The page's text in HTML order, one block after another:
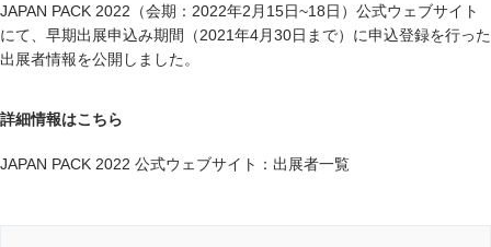
JAPAN PACK 2022（会期：2022年2月15日~18日）公式ウェブサイト
にて、早期出展申込み期間（2021年4月30日まで）に申込登録を行った
出展者情報を公開しました。
詳細情報はこちら
JAPAN PACK 2022 公式ウェブサイト：出展者一覧